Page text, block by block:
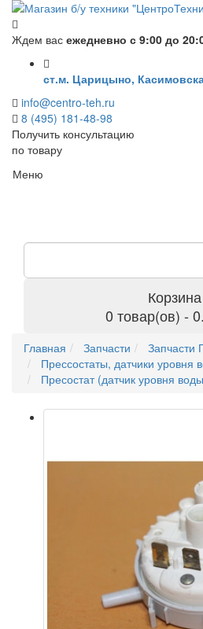
Ждем вас ежедневно с 9:00 до
ст.м. Царицыно,
info@centro-teh.ru
8 (495) 181-48-98
Получить консультацию
по товару
Меню
Корзина
0 товар(ов) -
Главная Запчасти
Запчасти
Прессостаты, датчики уровня
Пресостат (датчик уровня